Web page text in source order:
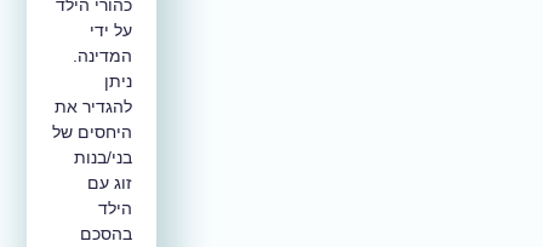
כהורי הילד
על ידי
המדינה.
ניתן
להגדיר את
היחסים של
בני/בנות
זוג עם
הילד
בהסכם